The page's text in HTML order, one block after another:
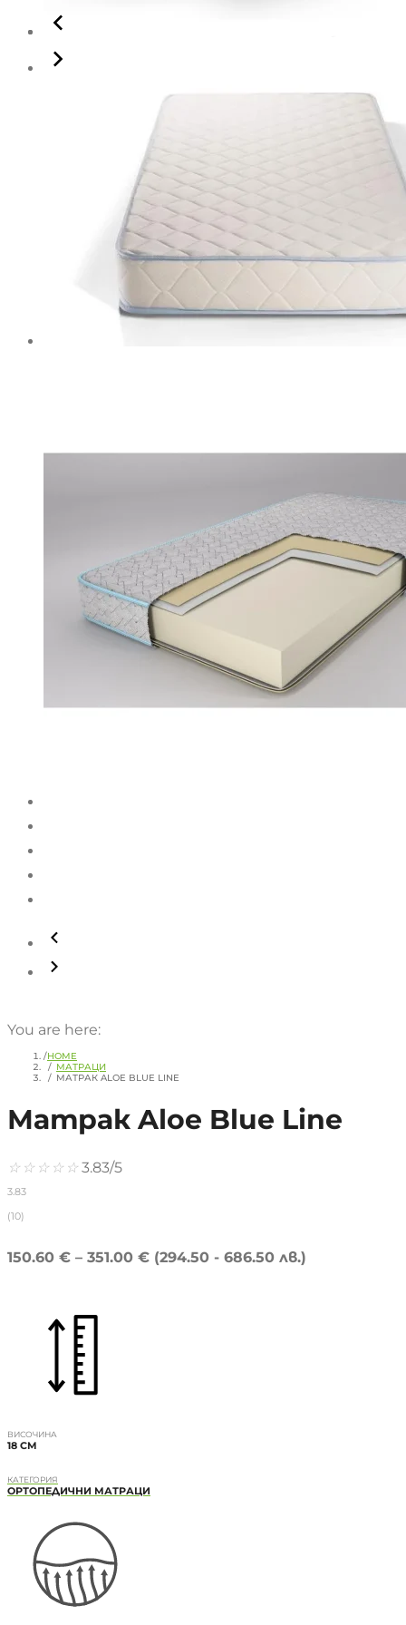
You are here:
HOME
МАТРАЦИ
МАТРАК ALOE BLUE LINE
Матрак Aloe Blue Line
☆ ☆ ☆ ☆ ☆ 3.83/5
3.83
(10)
150.60 € – 351.00 € (294.50 - 686.50 лв.)
ВИСОЧИНА
18 CM
КАТЕГОРИЯ
ОРТОПЕДИЧНИ МАТРАЦИ